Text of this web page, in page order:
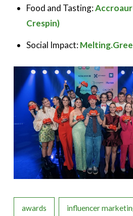
Food and Tasting:
Crespin)
Social Impact:
awards influencer